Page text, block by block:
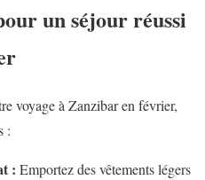
un séjour réussi
voyage à Zanzibar en février,
:
: Emportez des vêtements légers